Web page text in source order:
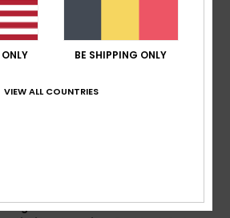
lovely colour and pattern
: 5 Maat: Perfecte maatKleur
bag.
BE SHIPPING ONLY
VIEW ALL COUNTRIES